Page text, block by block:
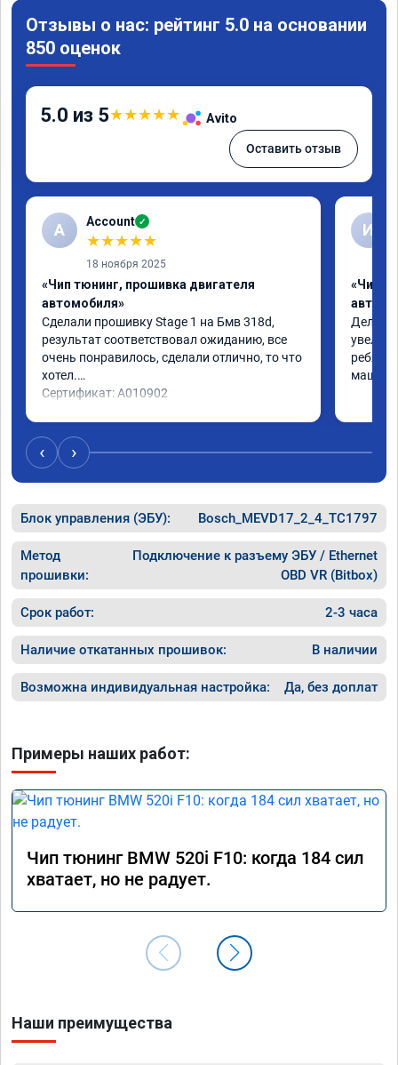
Отзывы о нас: рейтинг 5.0 на основании
850 оценок
5.0 из 5★★★★★ Avito
Оставить отзыв
A Account ✓
★★★★★
18 ноября 2025
«Чип тюнинг, прошивка двигателя
автомобиля»
Сделали прошивку Stage 1 на Бмв 318d,
результат соответствовал ожиданию, все
очень понравилось, сделали отлично, то что
хотел.
Сертификат: A010902
И
«Чип
Делали
ребята
машина
‹ ›
Блок управления (ЭБУ): Bosch_MEVD17_2_4_TC1797
Метод
прошивки:
Подключение к разъему ЭБУ / Ethernet
OBD VR (Bitbox)
Срок работ: 2-3 часа
Наличие откатанных прошивок: В наличии
Возможна индивидуальная настройка: Да, без доплат
Примеры наших работ:
Чип тюнинг BMW 520i F10: когда 184 сил
хватает, но не радует.
Наши преимущества